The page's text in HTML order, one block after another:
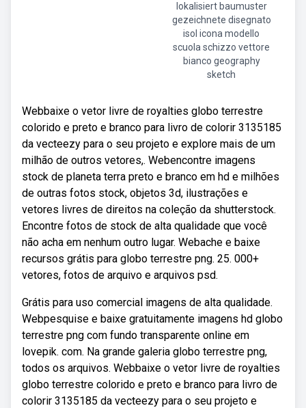
lokalisiert baumuster
gezeichnete disegnato
isol icona modello
scuola schizzo vettore
bianco geography
sketch
Webbaixe o vetor livre de royalties globo terrestre
colorido e preto e branco para livro de colorir 3135185
da vecteezy para o seu projeto e explore mais de um
milhão de outros vetores,. Webencontre imagens
stock de planeta terra preto e branco em hd e milhões
de outras fotos stock, objetos 3d, ilustrações e
vetores livres de direitos na coleção da shutterstock.
Encontre fotos de stock de alta qualidade que você
não acha em nenhum outro lugar. Webache e baixe
recursos grátis para globo terrestre png. 25. 000+
vetores, fotos de arquivo e arquivos psd.
Grátis para uso comercial imagens de alta qualidade.
Webpesquise e baixe gratuitamente imagens hd globo
terrestre png com fundo transparente online em
lovepik. com. Na grande galeria globo terrestre png,
todos os arquivos. Webbaixe o vetor livre de royalties
globo terrestre colorido e preto e branco para livro de
colorir 3135185 da vecteezy para o seu projeto e